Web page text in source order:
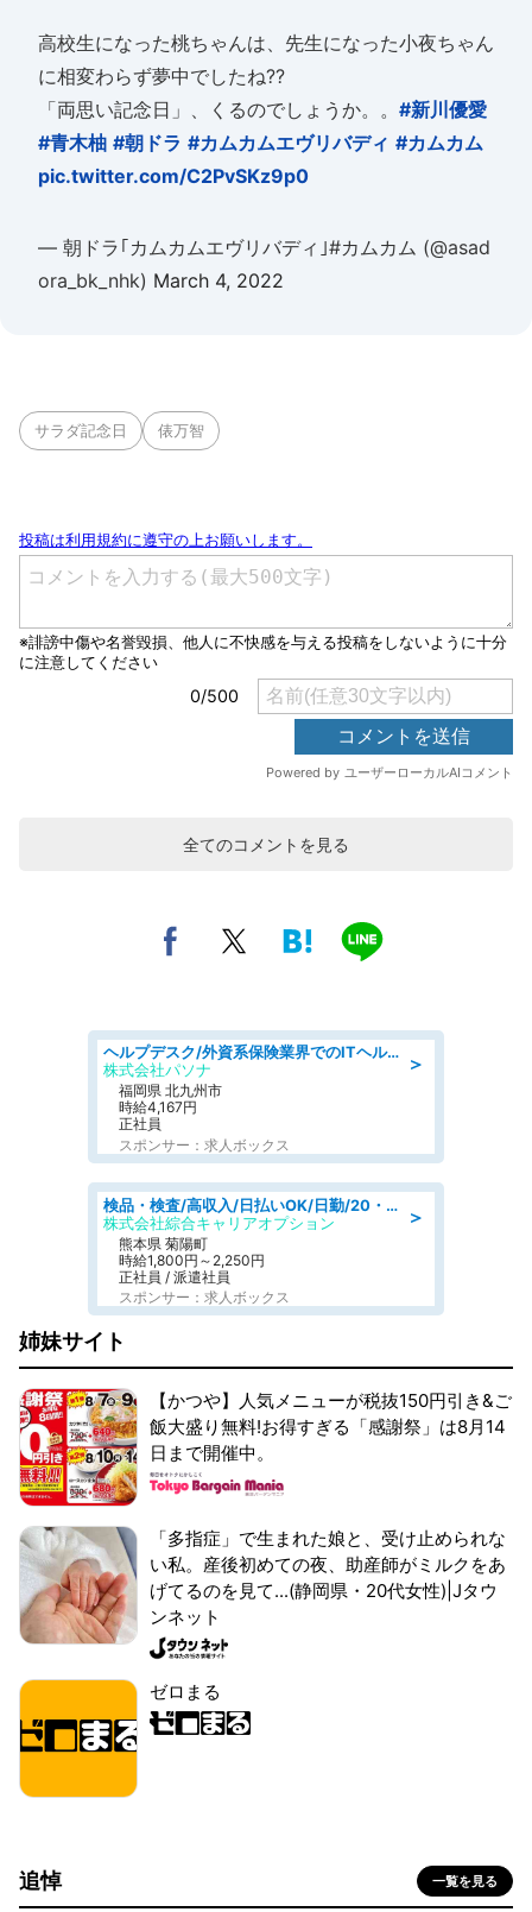
高校生になった桃ちゃんは、先生になった小夜ちゃん
に相変わらず夢中でしたね??
「両思い記念日」、くるのでしょうか。。 #新川優愛
#青木柚 #朝ドラ #カムカムエヴリバディ #カムカム
pic.twitter.com/C2PvSKz9p0
— 朝ドラ｢カムカムエヴリバディ｣#カムカム (@asad
ora_bk_nhk) March 4, 2022
サラダ記念日 俵万智
全てのコメントを見る
＞
ヘルプデスク/外資系保険業界でのITヘルプデスク業務/駅近/即日勤務可/ヘルプデスク
株式会社パソナ
福岡県 北九州市
時給4,167円
正社員
スポンサー：求人ボックス
＞
検品・検査/高収入/日払いOK/日勤/20・30・40代活躍中/製造 工場
株式会社綜合キャリアオプション
熊本県 菊陽町
時給1,800円～2,250円
正社員 / 派遣社員
スポンサー：求人ボックス
姉妹サイト
【かつや】人気メニューが税抜150円引き&ご
飯大盛り無料!お得すぎる「感謝祭」は8月14
日まで開催中。
「多指症」で生まれた娘と、受け止められな
い私。産後初めての夜、助産師がミルクをあ
げてるのを見て...(静岡県・20代女性)|Jタウ
ンネット
ゼロまる
追悼 一覧を見る